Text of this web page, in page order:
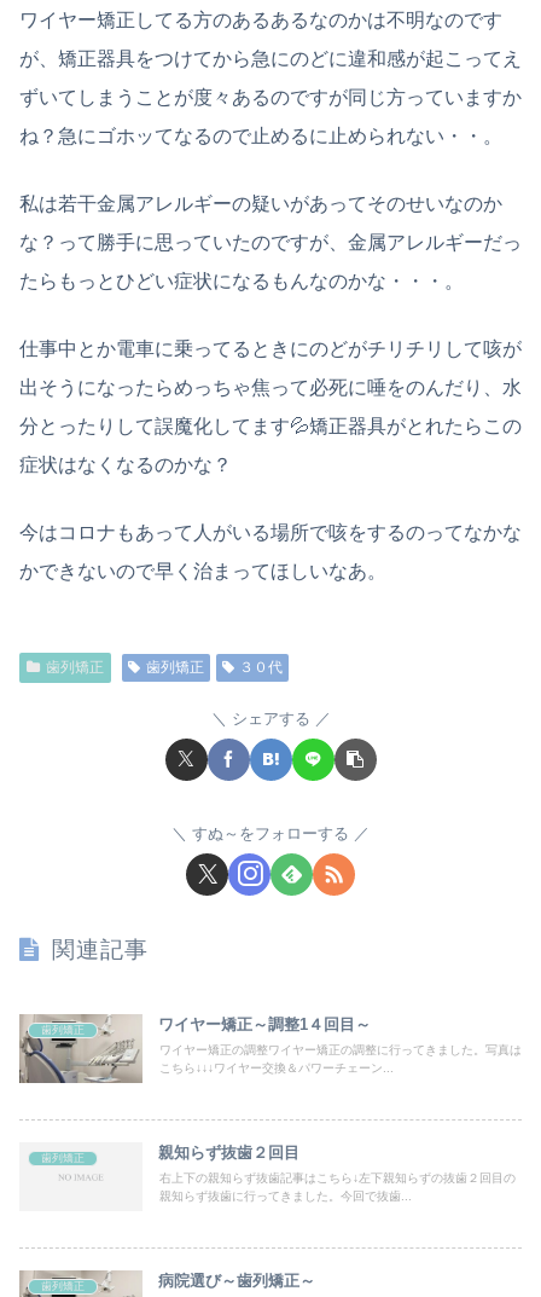
ワイヤー矯正してる方のあるあるなのかは不明なのです
が、矯正器具をつけてから急にのどに違和感が起こってえ
ずいてしまうことが度々あるのですが同じ方っていますか
ね？急にゴホッてなるので止めるに止められない・・。
私は若干金属アレルギーの疑いがあってそのせいなのか
な？って勝手に思っていたのですが、金属アレルギーだっ
たらもっとひどい症状になるもんなのかな・・・。
仕事中とか電車に乗ってるときにのどがチリチリして咳が
出そうになったらめっちゃ焦って必死に唾をのんだり、水
分とったりして誤魔化してます💦矯正器具がとれたらこの
症状はなくなるのかな？
今はコロナもあって人がいる場所で咳をするのってなかな
かできないので早く治まってほしいなあ。
歯列矯正 歯列矯正 ３０代
シェアする
すぬ～をフォローする
関連記事
歯列矯正 ワイヤー矯正～調整1４回目～
ワイヤー矯正の調整ワイヤー矯正の調整に行ってきました。写真は
こちら↓↓↓ワイヤー交換＆パワーチェーン...
歯列矯正 親知らず抜歯２回目
右上下の親知らず抜歯記事はこちら↓左下親知らずの抜歯２回目の
親知らず抜歯に行ってきました。今回で抜歯...
歯列矯正 病院選び～歯列矯正～